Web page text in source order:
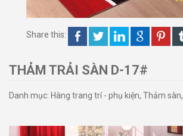
Share this:
THẢM TRẢI SÀN D-17#
Danh mục: Hàng trang trí - phụ kiện, Thảm sàn,